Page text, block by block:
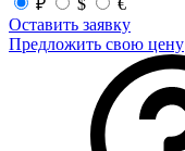
Оставить заявку
Предложить свою цену